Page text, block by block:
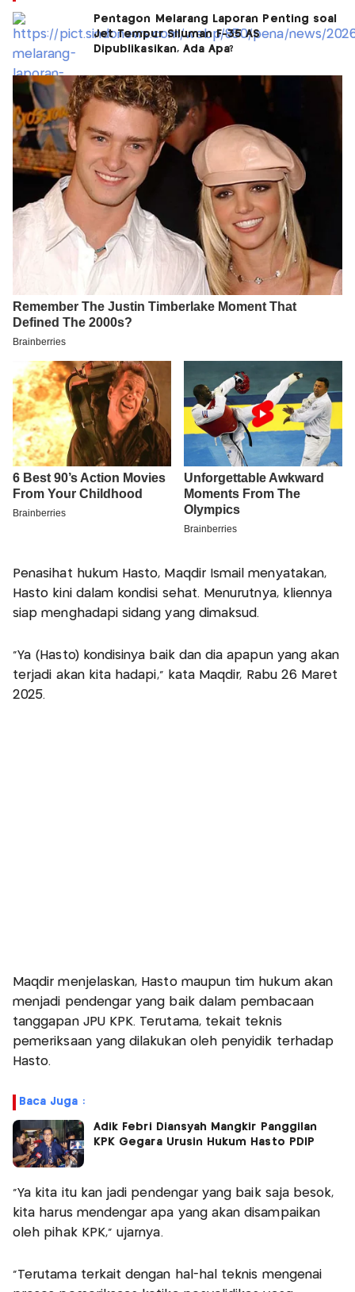
Pentagon Melarang Laporan Penting soal
Jet Tempur Siluman F-35 AS
Dipublikasikan, Ada Apa?
Penasihat hukum Hasto, Maqdir Ismail menyatakan,
Hasto kini dalam kondisi sehat. Menurutnya, kliennya
siap menghadapi sidang yang dimaksud.
"Ya (Hasto) kondisinya baik dan dia apapun yang akan
terjadi akan kita hadapi," kata Maqdir, Rabu 26 Maret
2025.
Maqdir menjelaskan, Hasto maupun tim hukum akan
menjadi pendengar yang baik dalam pembacaan
tanggapan JPU KPK. Terutama, tekait teknis
pemeriksaan yang dilakukan oleh penyidik terhadap
Hasto.
Baca Juga :
Adik Febri Diansyah Mangkir Panggilan
KPK Gegara Urusin Hukum Hasto PDIP
“Ya kita itu kan jadi pendengar yang baik saja besok,
kita harus mendengar apa yang akan disampaikan
oleh pihak KPK,” ujarnya.
“Terutama terkait dengan hal-hal teknis mengenai